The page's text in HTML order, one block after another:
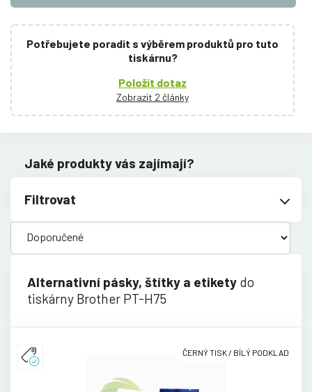
Potřebujete poradit s výběrem produktů pro tuto
tiskárnu?
Položit dotaz
Zobrazit 2 články
Jaké produkty vás zajímají?
Filtrovat
Alternativní pásky, štítky a etikety do
tiskárny Brother PT-H75
ČERNÝ TISK / BÍLÝ PODKLAD